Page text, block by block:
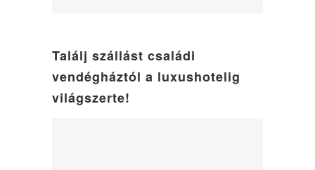
Találj szállást családi
vendégháztól a luxushotelig
világszerte!